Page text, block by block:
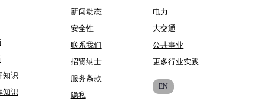
知识
知识
新闻动态
安全性
联系我们
招贤纳士
服务条款
隐私
电力
大交通
公共事业
更多行业实践
EN